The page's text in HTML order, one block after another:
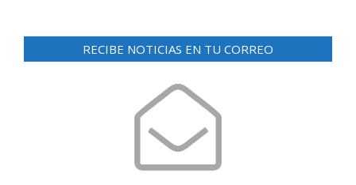
RECIBE NOTICIAS EN TU CORREO